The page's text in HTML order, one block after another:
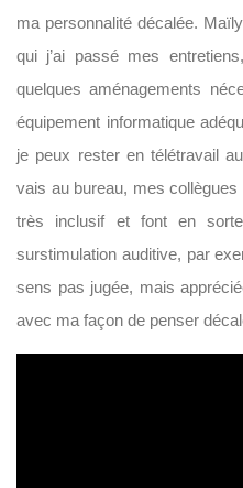
ma personnalité décalée.
qui j’ai passé mes
quelques aménagements
équipement informatique
je peux rester en télétravail
vais au bureau, mes
très inclusif et font en
surstimulation auditive, par
sens pas jugée, mais
avec ma façon de penser